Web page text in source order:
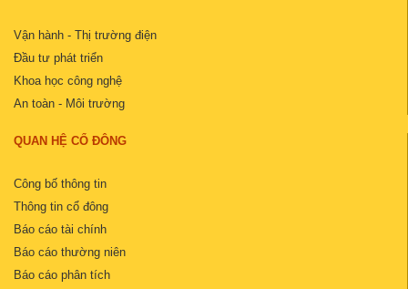
Vận hành - Thị trường điện
Đầu tư phát triển
Khoa học công nghệ
An toàn - Môi trường
QUAN HỆ CỔ ĐÔNG
Công bố thông tin
Thông tin cổ đông
Báo cáo tài chính
Báo cáo thường niên
Báo cáo phân tích